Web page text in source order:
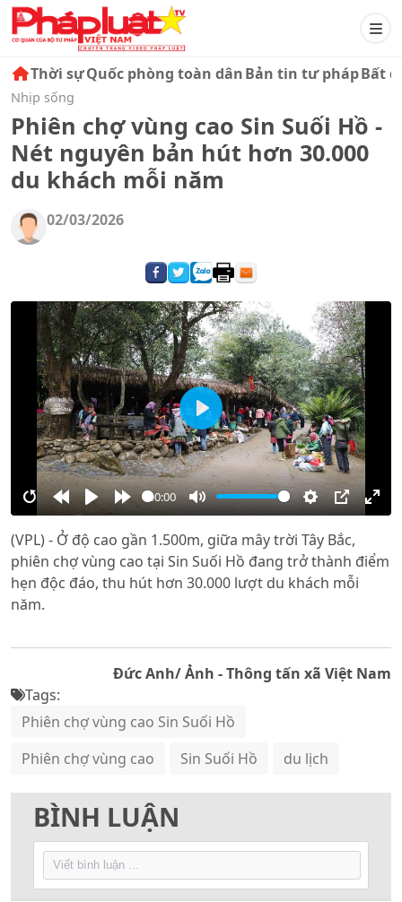
Thời sựQuốc phòng toàn dânBản tin tư phápBất
Nhịp sống
Phiên chợ vùng cao Sin Suối Hồ -
Nét nguyên bản hút hơn 30.000
du khách mỗi năm
02/03/2026
RestartRewind
10s
PlayForward
10s
00:00
Mute Settings
PIP
Play
(VPL) - Ở độ cao gần 1.500m, giữa mây trời Tây Bắc,
phiên chợ vùng cao tại Sin Suối Hồ đang trở thành điểm
hẹn độc đáo, thu hút hơn 30.000 lượt du khách mỗi
năm.
Đức Anh/ Ảnh - Thông tấn xã Việt Nam
Tags:
Phiên chợ vùng cao Sin Suối Hồ
Phiên chợ vùng cao
Sin Suối Hồ du lịch
BÌNH LUẬN